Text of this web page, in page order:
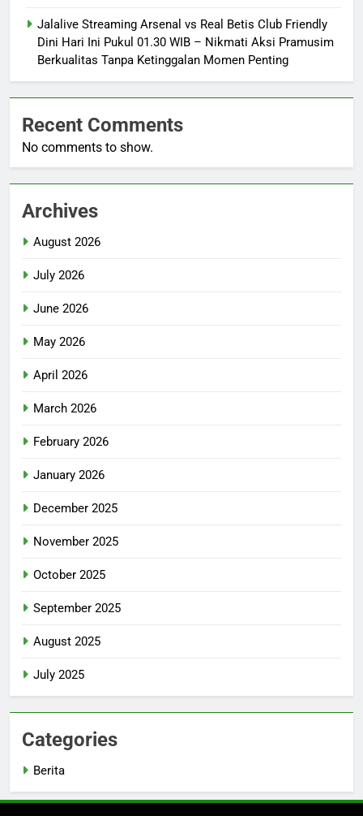
Jalalive Streaming Arsenal vs Real Betis Club Friendly
Dini Hari Ini Pukul 01.30 WIB – Nikmati Aksi Pramusim
Berkualitas Tanpa Ketinggalan Momen Penting
Recent Comments
No comments to show.
Archives
August 2026
July 2026
June 2026
May 2026
April 2026
March 2026
February 2026
January 2026
December 2025
November 2025
October 2025
September 2025
August 2025
July 2025
Categories
Berita